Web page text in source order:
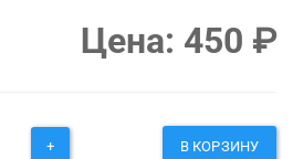
Цена: 450 ₽
+ В КОРЗИНУ